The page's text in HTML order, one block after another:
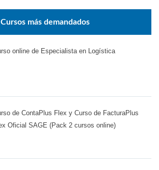
Cursos más demandados
online de Especialista en Logística
de ContaPlus Flex y Curso de FacturaPlus
Oficial SAGE (Pack 2 cursos online)